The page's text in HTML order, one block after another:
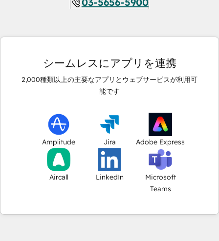
シームレスにアプリを連携
2,000種類以上の主要なアプリとウェブサービスが利用可
能です
Amplitude Jira Adobe Express
Aircall LinkedIn
Microsoft
Teams